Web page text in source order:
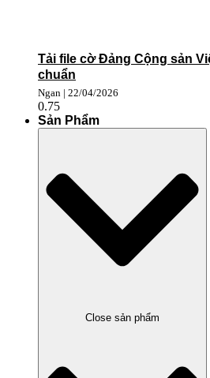
Tải file cờ Đảng Cộng sản
chuẩn
Ngan 22/04/2026
Sản Phẩm
Close sản phẩm